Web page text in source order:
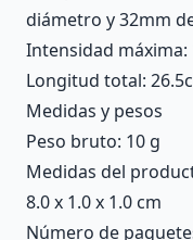
diámetro y 32mm
Intensidad máxima:
Longitud total:
Medidas y pesos
Peso bruto: 10 g
Medidas del
8.0 x 1.0 x 1.0 cm
Número de